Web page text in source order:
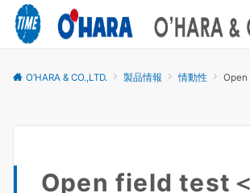
O’HARA & CO.,LTD. 製品情報 情動性 Open field test＜
Open field test＜